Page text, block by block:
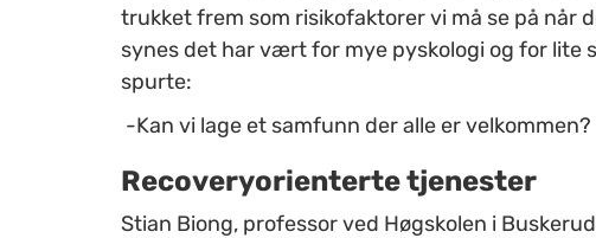
trukket frem som risikofaktorer vi må se på når
synes det har vært for mye pyskologi og for lite
spurte:
-Kan vi lage et samfunn der alle er velkommen?
Recoveryorienterte tjenester
Stian Biong, professor ved Høgskolen i